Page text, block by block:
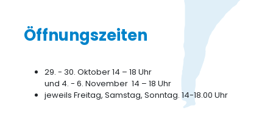
Öffnungszeiten
29. - 30. Oktober 14 – 18 Uhr
und 4. - 6. November 14 – 18 Uhr
jeweils Freitag, Samstag, Sonntag. 14-18.00 Uhr